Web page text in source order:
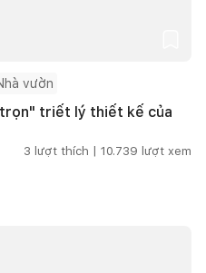
vườn
triết lý thiết kế của
3 lượt thích | 10.739 lượt xem